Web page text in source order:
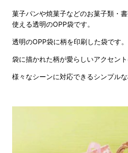
菓子パンや焼菓子などのお菓子類・
使える透明のOPP袋です。
透明のOPP袋に柄を印刷した袋です。
袋に描かれた柄が愛らしいアクセント
様々なシーンに対応できるシンプルな